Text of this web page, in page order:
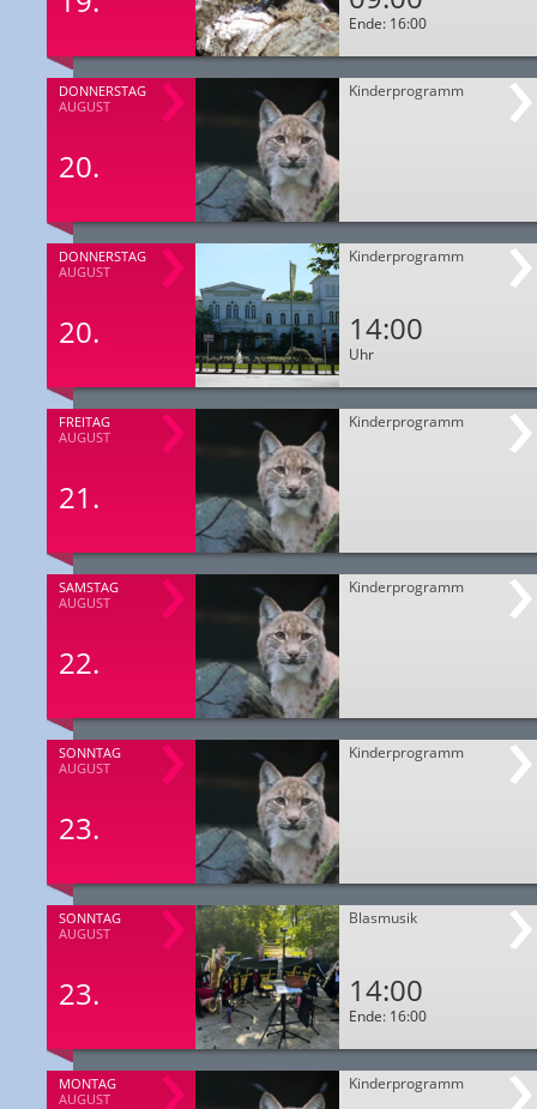
Ende: 16:00
DONNERSTAG
AUGUST
20.
Kinderprogramm
DONNERSTAG
AUGUST
20.
Kinderprogramm
14:00
Uhr
FREITAG
AUGUST
21.
Kinderprogramm
SAMSTAG
AUGUST
22.
Kinderprogramm
SONNTAG
AUGUST
23.
Kinderprogramm
SONNTAG
AUGUST
23.
Blasmusik
14:00
Ende: 16:00
MONTAG
AUGUST
Kinderprogramm